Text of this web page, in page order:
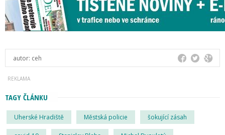
autor: ceh
TAGY ČLÁNKU
Uherské Hradiště Městská policie šokující zásah